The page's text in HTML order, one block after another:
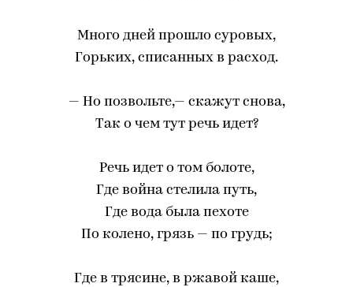
Много дней прошло суровых,
Горьких, списанных в расход.
— Но позвольте,— скажут снова,
Так о чем тут речь идет?
Речь идет о том болоте,
Где война стелила путь,
Где вода была пехоте
По колено, грязь — по грудь;
Где в трясине, в ржавой каше,